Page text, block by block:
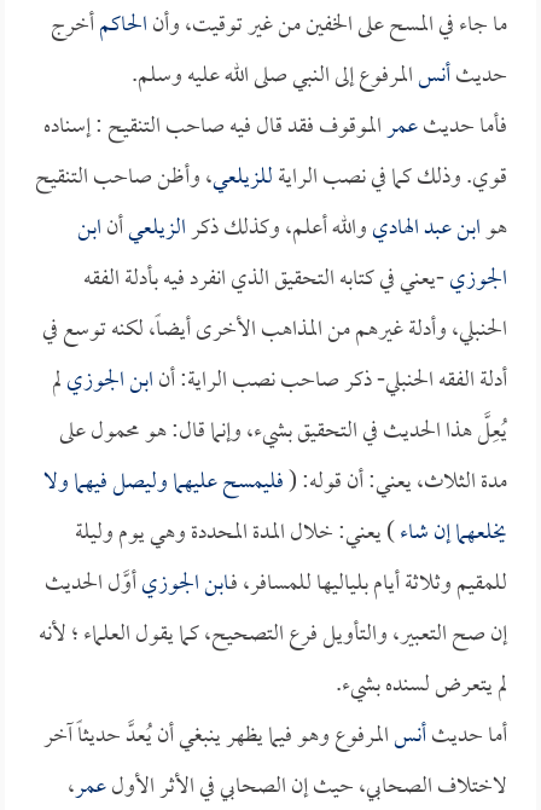
ما جاء في المسح على الخفين من غير توقيت، وأنالحاكمأخرج
حديثأنسالمرفوع إلى النبي صلى الله عليه وسلم.
فأما حديثعمرالموقوف فقد قال فيه صاحب التنقيح : إسناده
قوي. وذلك كما في نصب الرايةللزيلعي، وأظن صاحب التنقيح
هوابن عبد الهاديوالله أعلم، وكذلك ذكرالزيلعيأنابن
الجوزي-يعني في كتابه التحقيق الذي انفرد فيه بأدلة الفقه
الحنبلي، وأدلة غيرهم من المذاهب الأخرى أيضاً، لكنه توسع في
أدلة الفقه الحنبلي- ذكر صاحب نصب الراية: أنابن الجوزيلم
يُعِلَّ هذا الحديث في التحقيق بشيء، وإنما قال: هو محمول على
مدة الثلاث، يعني: أن قوله: (فليمسح عليهما وليصل فيهما ولا
يخلعهما إن شاء) يعني: خلال المدة المحددة وهي يوم وليلة
للمقيم وثلاثة أيام بلياليها للمسافر، فـابن الجوزيأوَّل الحديث
إن صح التعبير، والتأويل فرع التصحيح، كما يقول العلماء ؛ لأنه
لم يتعرض لسنده بشيء.
أما حديثأنسالمرفوع وهو فيما يظهر ينبغي أن يُعدَّ حديثاً آخر
لاختلاف الصحابي، حيث إن الصحابي في الأثر الأولعمر،